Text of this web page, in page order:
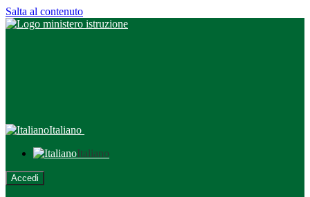
Salta al contenuto
Italiano
Italiano
Accedi